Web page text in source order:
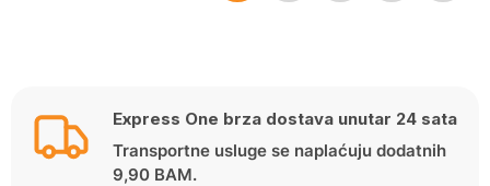
Express One brza dostava unutar 24 sata
Transportne usluge se naplaćuju dodatnih
9,90 BAM.